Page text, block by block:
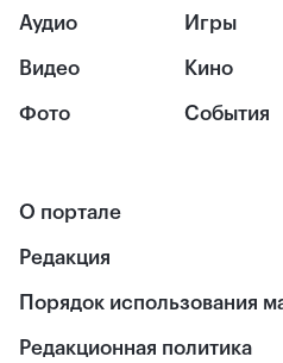
Аудио
Видео
Фото
Игры
Кино
События
О портале
Редакция
Порядок использования
Редакционная политика